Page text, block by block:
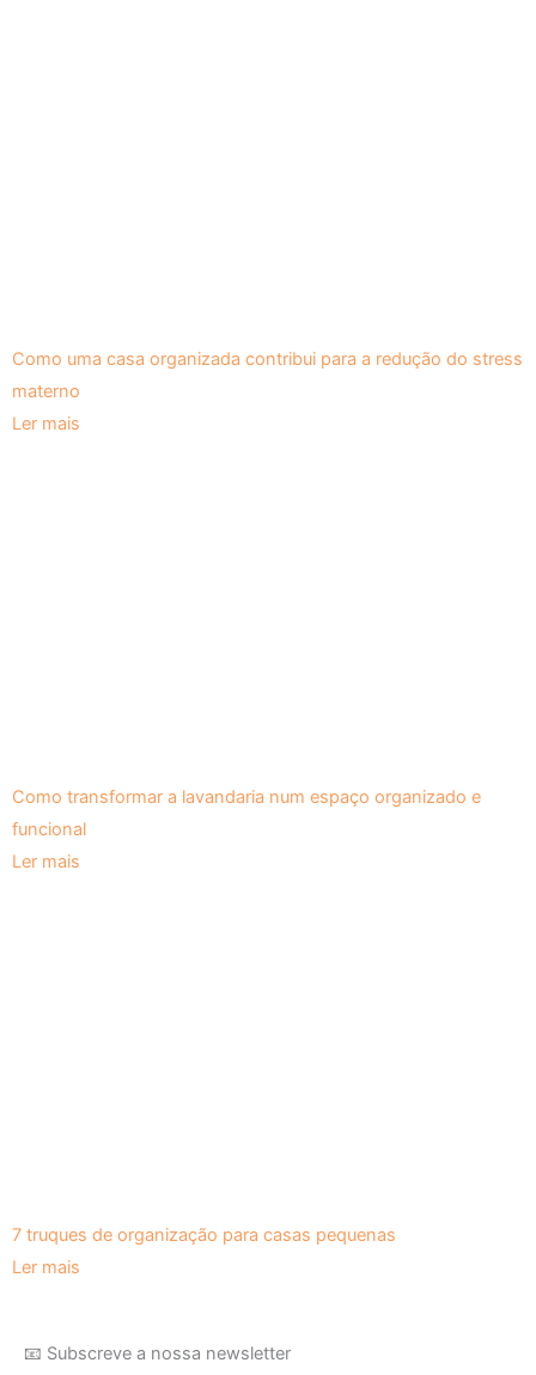
Como uma casa organizada contribui para a redução do stress
materno
Ler mais
Como transformar a lavandaria num espaço organizado e
funcional
Ler mais
7 truques de organização para casas pequenas
Ler mais
📧 Subscreve a nossa newsletter